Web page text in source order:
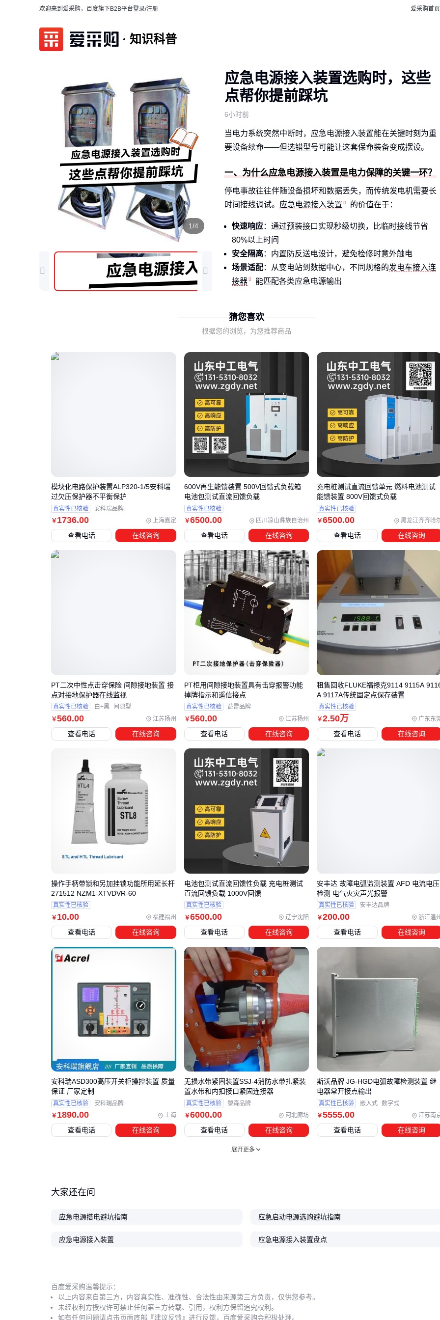
欢迎来到爱采购，百度旗下B2B平台登录/注册 爱采购首页
知识科普
1/4
应急电源接入装置选购时，这些
点帮你提前踩坑
6小时前
当电力系统突然中断时，应急电源接入装置能在关键时刻为重
要设备续命——但选错型号可能让这套保命装备变成摆设。
一、为什么应急电源接入装置是电力保障的关键一环？
停电事故往往伴随设备损坏和数据丢失，而传统发电机需要长
时间接线调试。 应急电源接入装置 的价值在于：
快速响应：通过预装接口实现秒级切换，比临时接线节省
80%以上时间
安全隔离：内置防反送电设计，避免检修时意外触电
场景适配：从变电站到数据中心，不同规格的发电车接入连
接器
能匹配各类应急电源输出
的应急供电通道。
评判一款接入装置的可靠性，不能只看价格或外观。这些隐性
指标更值得关注：
接触电阻：劣质连接器会导致触点发热，长期使用可能熔毁
：户外使用的装置至少要防尘防水，避免雨天短路
机械寿命
：插拔式接口的耐用度直接影响抢修效率
大容量场景下， 快速插拔式接入箱
的镀锌厚度和抗压强度决
定了长期稳定性。
关键结论：选型时要求供应商提供触点温升测试报告，比参数
表更有说服力。
三、固定式、移动式还是便携式？根据场景匹配方案
不同应急场景需要不同类型的接入方案：
固定式：适合医院、数据中心等有固定备用电源接口的场
所，固定式应急电源柜
可集成到配电系统
移动式：电力抢修车配套的移动应急电源车
自带接入模
块，适合野外作业
便携式：小型 便携式应急电源箱
灵活轻便，但负载能力有
限
关键结论：先明确应急电源的类型和功率范围，再选择匹配的
接入装置。
四、接入装置之外，这些配套设备同样重要
只买接入装置就像只配枪不备弹——这些配套决定系统可靠
无缝切换 ：应急电源切换开关
确保主备电转换时设备不断
智能管理
ATS自动转换开关
续航支持
：大功率电池充电器
关键结论：配套设备的响应速度要比主装置更快，否则会成为
系统瓶颈。
五、安装和维护中容易被忽视的三个细节
即使选了优质设备，这些实操细节仍可能埋雷：
接地检查：潮湿环境要定期测量接地电阻，防止漏电积累
触点保养
：铜质接口每半年需涂抹导电膏，避免氧化
：每月模拟断电触发一次应急电源管理系统
手证据。
选应急电源接入装置本质是选一套电力应急预案。从
箱
的布局到切换逻辑的编程，每个环节都需要与现有配电系
统深度适配。与其追求单项参数突出，不如确保整套方案能无
缝嵌入你的电力保障体系。
猜您喜欢
根据您的浏览，为您推荐商品
￥ 1736.00 上海嘉定
模块化电路保护装置ALP320-1/5安科瑞
过欠压保护器不平衡保护
真实性已核验 安科瑞品牌
查看电话 在线咨询
￥6500.00 四川凉山彝族自治州
600V再生能馈装置 500V回馈式负载箱
电池包测试直流回馈负载
真实性已核验
查看电话 在线咨询
￥6500.00 黑龙江齐齐哈
充电桩测试直流回馈单元 燃料电池测试
能馈装置 800V回馈式负载
真实性已核验
查看电话 在线咨询
￥560.00 江苏扬州
PT二次中性点击穿保险 间隙接地装置 接
点对接地保护器在线监视
真实性已核验 白+黑 间隙型
查看电话 在线咨询
￥560.00 江苏扬州
PT柜用间隙接地装置具有击穿报警功能
掉牌指示和遥信接点
真实性已核验 益雷品牌
查看电话 在线咨询
￥2.50万 广东东
租售回收FLUKE福禄克9114 9115A
A 9117A传统固定点保存装置
真实性已核验
查看电话 在线咨询
￥10.00 福建福州
操作手柄带锁和另加挂锁功能所用延长杆
271512 NZM1-XTVDVR-60
真实性已核验
查看电话 在线咨询
￥6500.00 辽宁沈阳
电池包测试直流回馈性负载 充电桩测试
直流回馈负载 1000V回馈
真实性已核验
查看电话 在线咨询
￥200.00 浙江温
安丰达 故障电弧监测装置 AFD 电流电压
检测 电气火灾声光报警
真实性已核验 安丰达品牌
查看电话 在线咨询
￥ 1890.00 上海
安科瑞ASD300高压开关柜操控装置 质量
保证 厂家定制
真实性已核验 安科瑞品牌
查看电话 在线咨询
￥6000.00 河北廊坊
无损水带紧固装置SSJ-4消防水带扎紧装
置水带和内扣接口紧固连接器
真实性已核验 黎森品牌
查看电话 在线咨询
￥5555.00 江苏南
斯沃品牌 JG-HGD电弧故障检测装置 继
电器常开接点输出
真实性已核验 嵌入式 数字式
查看电话 在线咨询
展开更多
大家还在问
应急电源搭电避坑指南 应急启动电源选购避坑指南
应急电源接入装置 应急电源接入装置盘点
百度爱采购温馨提示：
以上内容来自第三方，内容真实性、准确性、合法性由来源第三方负责，仅供您参考。
未经权利方授权许可禁止任何第三方转载、引用，权利方保留追究权利。
如有任何问题请点击页面底部『建议反馈』进行反馈，百度爱采购会积极处理。